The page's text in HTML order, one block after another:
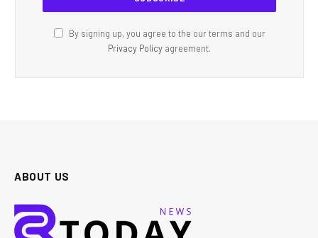
By signing up, you agree to the our terms and our
Privacy Policy agreement.
ABOUT US